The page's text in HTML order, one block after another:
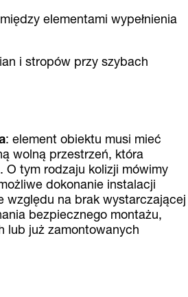
elementami wypełnienia
i stropów przy szybach
: element obiektu musi mieć
wolną przestrzeń, która
O tym rodzaju kolizji mówimy
dokonanie instalacji
względu na brak wystarczającej
bezpiecznego montażu,
lub już zamontowanych